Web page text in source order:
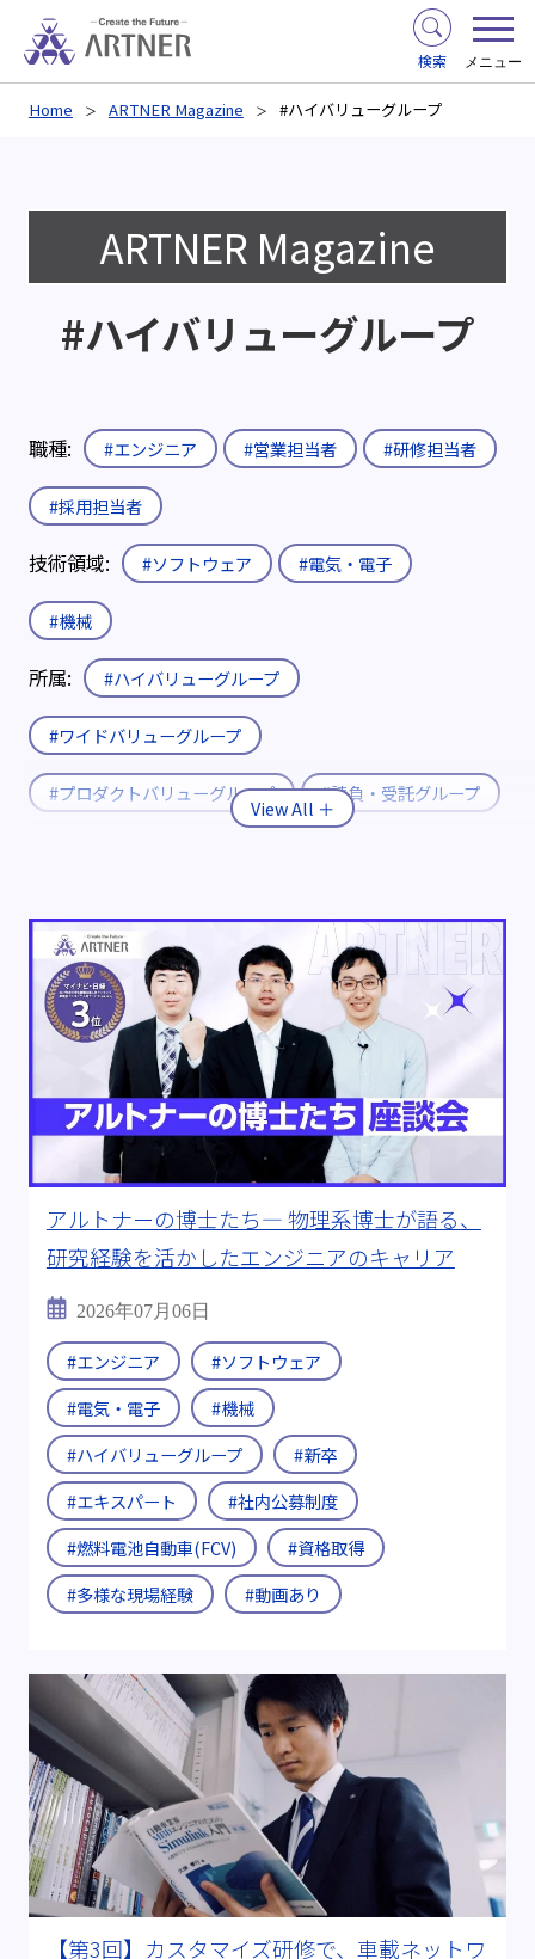
検索 メニュー
Home ARTNER Magazine #ハイバリューグループ
ARTNER Magazine
#ハイバリューグループ
職種: #エンジニア #営業担当者 #研修担当者
#採用担当者
技術領域: #ソフトウェア #電気・電子
#機械
所属: #ハイバリューグループ
#ワイドバリューグループ
#プロダクトバリューグループ #請負・受託グループ
役職: #エキスパート #エキスパート補佐
制度: #エリア限定制度 #社内公募制度 #育休
#転職支援制度 #継続雇用制度
キーワード: #電気自動車(EV) #燃料電池
#全固体電池 #燃料電池自動車(FCV)
#半導体製造装置 #CASE #医療機器
#ビッグデータ #海外出張
#メーカーから転職 #チームワーク
＃ITエンジニア #資格取得
#D＆I #その後を追う #ワークライフバランス
動画: #動画あり
ブログ年度: #2019年 #2024年
出身: #工学部 工業化学科 #航空宇宙学科
#理学研究科 化学専攻 #量子物理学
すべて
アルトナーの博士たち― 物理系博士が語る、
研究経験を活かしたエンジニアのキャリア
2026年07月06日
#エンジニア
#ソフトウェア
#電気・電子
#機械
#ハイバリューグループ
#新卒
#エキスパート
#社内公募制度
#燃料電池自動車(FCV)
#資格取得
#多様な現場経験
#動画あり
【第3回】カスタマイズ研修で、車載ネットワ